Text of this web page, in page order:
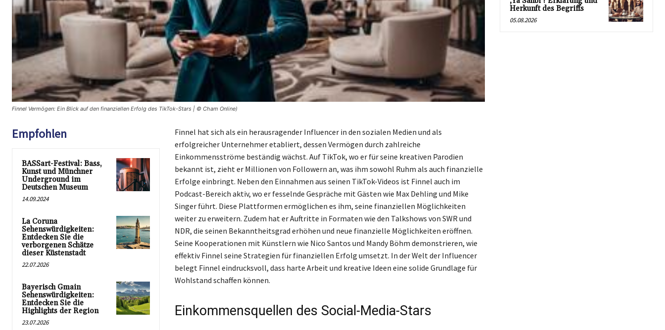
Finnel Vermögen: Ein Blick auf den finanziellen Erfolg des TikTok-Stars | © Cham Online)
Empfohlen
BASSart-Festival: Bass,
Kunst und Münchner
Underground im
Deutschen Museum
14.09.2024
La Coruna
Sehenswürdigkeiten:
Entdecken Sie die
verborgenen Schätze
dieser Küstenstadt
22.07.2026
Bayerisch Gmain
Sehenswürdigkeiten:
Entdecken Sie die
Highlights der Region
23.07.2026
Finnel hat sich als ein herausragender Influencer in den sozialen Medien und als
erfolgreicher Unternehmer etabliert, dessen Vermögen durch zahlreiche
Einkommensströme beständig wächst. Auf TikTok, wo er für seine kreativen Parodien
bekannt ist, zieht er Millionen von Followern an, was ihm sowohl Ruhm als auch finanzielle
Erfolge einbringt. Neben den Einnahmen aus seinen TikTok-Videos ist Finnel auch im
Podcast-Bereich aktiv, wo er fesselnde Gespräche mit Gästen wie Max Dehling und Mike
Singer führt. Diese Plattformen ermöglichen es ihm, seine finanziellen Möglichkeiten
weiter zu erweitern. Zudem hat er Auftritte in Formaten wie den Talkshows von SWR und
NDR, die seinen Bekanntheitsgrad erhöhen und neue finanzielle Möglichkeiten eröffnen.
Seine Kooperationen mit Künstlern wie Nico Santos und Mandy Böhm demonstrieren, wie
effektiv Finnel seine Strategien für finanziellen Erfolg umsetzt. In der Welt der Influencer
belegt Finnel eindrucksvoll, dass harte Arbeit und kreative Ideen eine solide Grundlage für
Wohlstand schaffen können.
Einkommensquellen des Social-Media-Stars
Herkunft des Begriffs
05.08.2026